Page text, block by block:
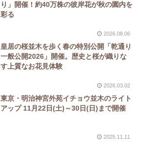
り」開催！約40万株の彼岸花が秋の園内を
彩る
2026.08.06
皇居の桜並木を歩く春の特別公開「乾通り
一般公開2026」開催。歴史と桜が織りな
す上質なお花見体験
2026.03.02
東京・明治神宮外苑イチョウ並木のライト
アップ 11月22日(土)～30日(日)まで開催
2025.11.11